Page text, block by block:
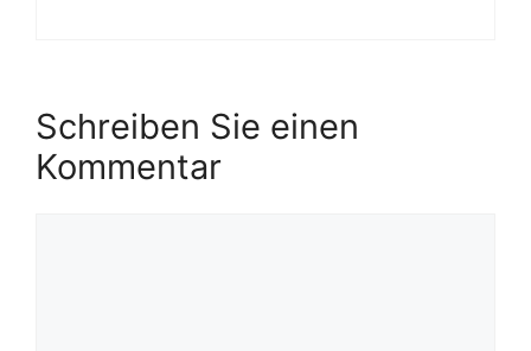
Schreiben Sie einen
Kommentar